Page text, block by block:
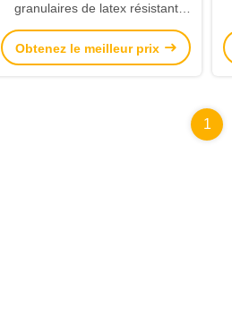
granulaires de latex résistant
chimique de gants de XL XXL
Obtenez le meilleur prix
1